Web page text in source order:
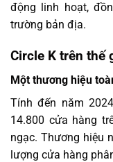
động linh hoạt,
trường bản địa.
Circle K trên thế
Một thương hiệu
Tính đến năm
14.800 cửa hàng
ngạc. Thương hiệu
lượng cửa hàng